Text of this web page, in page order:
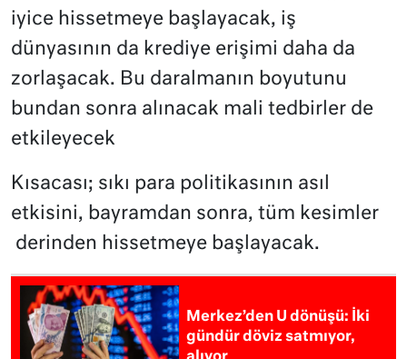
iyice hissetmeye başlayacak, iş
dünyasının da krediye erişimi daha da
zorlaşacak. Bu daralmanın boyutunu
bundan sonra alınacak mali tedbirler de
etkileyecek
Kısacası; sıkı para politikasının asıl
etkisini, bayramdan sonra, tüm kesimler
derinden hissetmeye başlayacak.
Merkez’den U dönüşü: İki
gündür döviz satmıyor,